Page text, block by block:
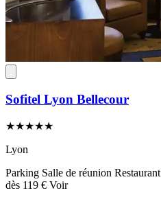
Sofitel Lyon Bellecour
★★★★★
Lyon
Parking Salle de réunion Restaurant
dès 119 € Voir